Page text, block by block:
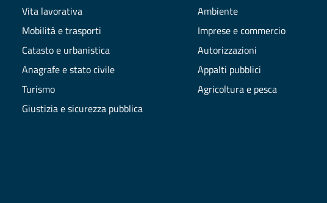
Vita lavorativa
Mobilità e trasporti
Catasto e urbanistica
Anagrafe e stato civile
Turismo
Giustizia e sicurezza pubblica
Ambiente
Imprese e commercio
Autorizzazioni
Appalti pubblici
Agricoltura e pesca